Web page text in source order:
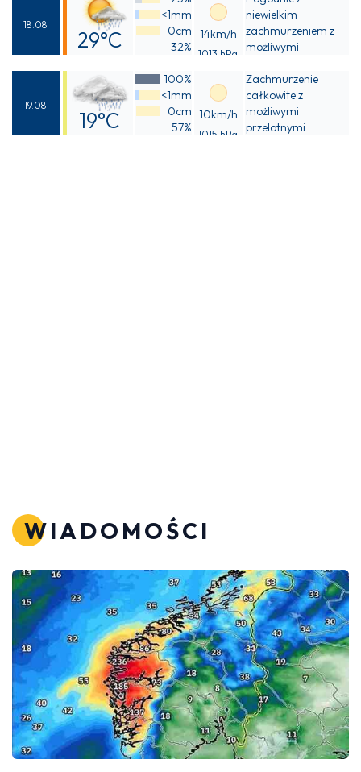
18.08
29°C
28°C
<1mm
0cm
32%
14km/h
1013 hPa
niewielkim
zachmurzeniem z
możliwymi
opadami deszczu
19.08
19°C
100%
<1mm
0cm
57%
10km/h
1015 hPa
Zachmurzenie
całkowite z
możliwymi
przelotnymi
WIADOMOŚCI